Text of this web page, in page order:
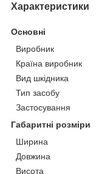
Характеристики
Основні
Виробник
Країна виробник
Вид шкідника
Тип засобу
Застосування
Габаритні розміри
Ширина
Довжина
Висота